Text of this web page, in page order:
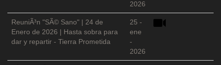
2026
ReuniÃ³n "SÃ© Sano" | 24 de
Enero de 2026 | Hasta sobra para
dar y repartir - Tierra Prometida
25 -
ene
-
2026